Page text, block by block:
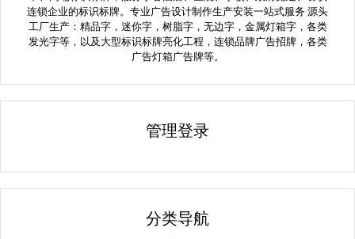
连锁企业的标识标牌。专业广告设计制作生产安装一站式服务 源头
工厂生产：精品字，迷你字，树脂字，无边字，金属灯箱字，各类
发光字等，以及大型标识标牌亮化工程，连锁品牌广告招牌，各类
广告灯箱广告牌等。
管理登录
分类导航